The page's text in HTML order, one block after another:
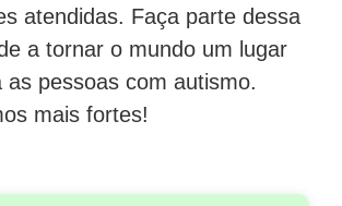
atendidas. Faça parte dessa
a tornar o mundo um lugar
as pessoas com autismo.
mais fortes!